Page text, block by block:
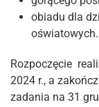
obiadu dla
oświatowych.
Rozpoczęcie
2024 r., a
zadania na 31